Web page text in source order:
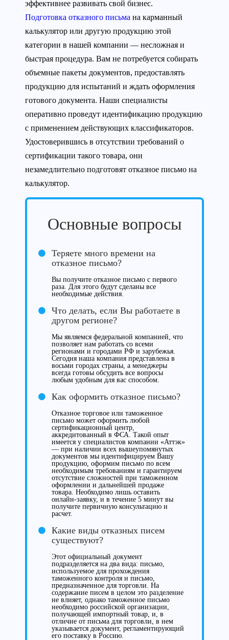
эффективнее развивать свой бизнес.
Подготовка отказного письма на карманный
калькулятор или другую продукцию этой
категории в нашей компании — несложная и
быстрая процедура. Вам не потребуется собирать
объемные пакеты документов, предоставлять
продукцию для испытаний и ждать оформления
готового документа. Наши специалисты
оперативно проведут идентификацию продукцию
с применением действующих классификаторов.
Удостоверившись в отсутствии требований о
сертификации такого товара, они
незамедлительно подготовят отказное письмо на
калькулятор.
Основные вопросы
Теряете много времени на
отказное письмо?
Вы получите отказное письмо с первого
раза. Для этого будут сделаны все
необходимые действия.
Что делать, если Вы работаете в
другом регионе?
Мы являемся федеральной компанией, что
позволяет нам работать со всеми
регионами и городами РФ и зарубежья.
Сегодня наша компания представлена в
восьми городах страны, а менеджеры
всегда готовы обсудить все вопросы
любым удобным для вас способом.
Как оформить отказное письмо?
Отказное торговое или таможенное
письмо может оформить любой
сертификационный центр,
аккредитованный в ФСА. Такой опыт
имеется у специалистов компании «Аттэк»
— при наличии всех вышеупомянутых
документов мы идентифицируем Вашу
продукцию, оформим письмо по всем
необходимым требованиям и гарантируем
отсутствие сложностей при таможенном
оформлении и дальнейшей продаже
товара. Необходимо лишь оставить
онлайн-заявку, и в течение 5 минут вы
получите первичную консультацию и
расчет.
Какие виды отказных писем
существуют?
Этот официальный документ
подразделяется на два вида: письмо,
используемое для прохождения
таможенного контроля и письмо,
предназначенное для торговли. На
содержание писем в целом это разделение
не влияет, однако таможенное письмо
необходимо российской организации,
получающей импортный товар, и, в
отличие от письма для торговли, в нем
указывается документ, регламентирующий
его поставку в Россию.